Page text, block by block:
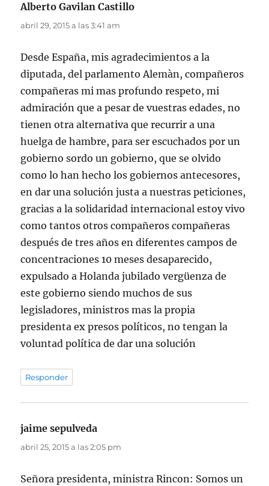
Alberto Gavilan Castillo
abril 29, 2015 a las 3:41 am
Desde España, mis agradecimientos a la
diputada, del parlamento Alemàn, compañeros
compañeras mi mas profundo respeto, mi
admiración que a pesar de vuestras edades, no
tienen otra alternativa que recurrir a una
huelga de hambre, para ser escuchados por un
gobierno sordo un gobierno, que se olvido
como lo han hecho los gobiernos antecesores,
en dar una solución justa a nuestras peticiones,
gracias a la solidaridad internacional estoy vivo
como tantos otros compañeros compañeras
después de tres años en diferentes campos de
concentraciones 10 meses desaparecido,
expulsado a Holanda jubilado vergüenza de
este gobierno siendo muchos de sus
legisladores, ministros mas la propia
presidenta ex presos políticos, no tengan la
voluntad política de dar una solución
Responder
jaime sepulveda
abril 25, 2015 a las 2:05 pm
Señora presidenta, ministra Rincon: Somos un